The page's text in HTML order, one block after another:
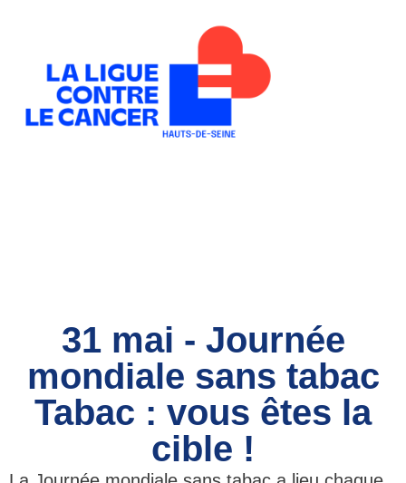
31 mai - Journée
mondiale sans tabac
Tabac : vous êtes la
cible !